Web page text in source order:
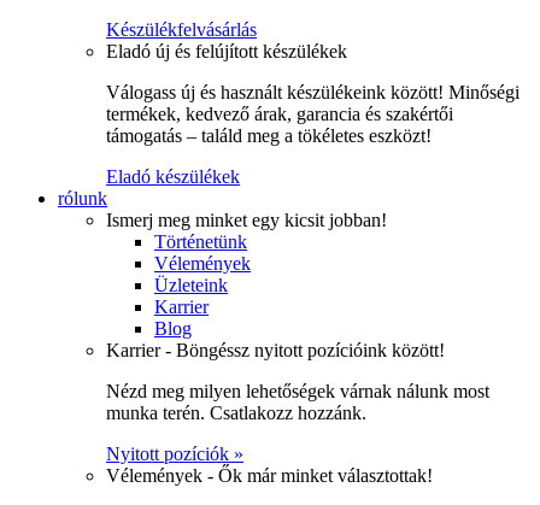
Készülékfelvásárlás
Eladó új és felújított készülékek
Válogass új és használt készülékeink között! Minőségi
termékek, kedvező árak, garancia és szakértői
támogatás – találd meg a tökéletes eszközt!
Eladó készülékek
rólunk
Ismerj meg minket egy kicsit jobban!
Történetünk
Vélemények
Üzleteink
Karrier
Blog
Karrier - Böngéssz nyitott pozícióink között!
Nézd meg milyen lehetőségek várnak nálunk most
munka terén. Csatlakozz hozzánk.
Nyitott pozíciók »
Vélemények - Ők már minket választottak!